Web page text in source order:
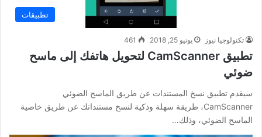
تطبيقات
تكنولوجيا نيوز يونيو 25, 2018 461
تطبيق CamScanner لتحويل هاتفك إلى ماسح
ضوئي
سيقدم تطبيق نسخ المستندات عن طريق الماسح الضوئي
CamScanner، طريقة سهلة وذكية لنسخ مستنداتك عن طريق خاصية
الماسح الضوئي، وذلك…